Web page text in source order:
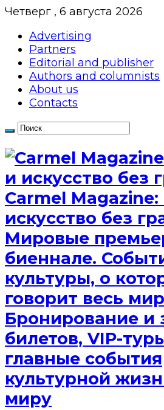
Четверг , 6 августа 2026
Advertising
Partners
Editorial and publisher
Authors and columnists
About us
Contacts
Сarmel Magazine:
искусство без
Мировые
биеннале.
культуры, о
говорит весь
Бронирование и
билетов, VIP-
главные события
культурной
миру